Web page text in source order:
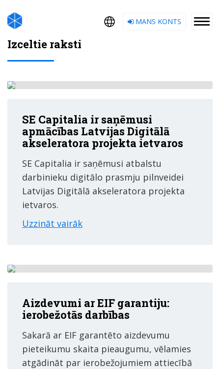
MANS KONTS
Izceltie raksti
SE Capitalia ir saņēmusi
apmācības Latvijas Digitālā
akseleratora projekta ietvaros
SE Capitalia ir saņēmusi atbalstu
darbinieku digitālo prasmju pilnveidei
Latvijas Digitālā akseleratora projekta
ietvaros.
Uzzināt vairāk
Aizdevumi ar EIF garantiju:
ierobežotās darbības
Sakarā ar EIF garantēto aizdevumu
pieteikumu skaita pieaugumu, vēlamies
atgādināt par ierobežojumiem attiecībā